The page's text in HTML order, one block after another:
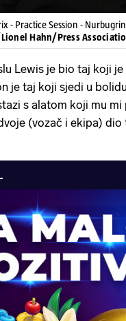
- Practice Session -
Hahn/Press
Lewis je bio taj koji
je taj koji sjedi u
s alatom koji mu mi
(vozač i ekipa) dio